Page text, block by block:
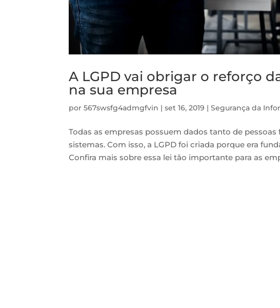
A LGPD vai obrigar o reforço
na sua empresa
por567swsfg4admgfvin |set 16, 2019 |Segurança da
Todas as empresas possuem dados tanto de
sistemas. Com isso, a LGPD foi criada porque era
Confira mais sobre essa lei tão importante para as